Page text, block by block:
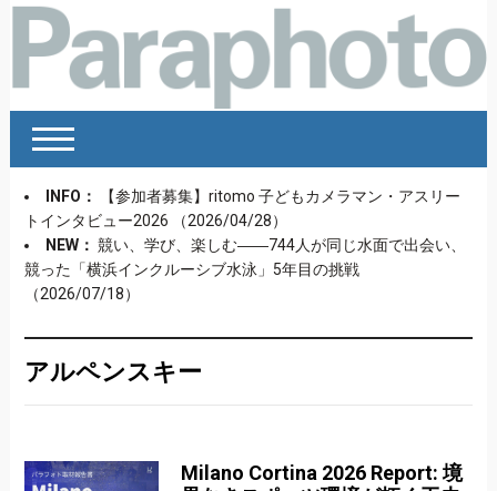
INFO：
【参加者募集】ritomo 子どもカメラマン・アスリー
トインタビュー2026
（2026/04/28）
NEW： 競い、学び、楽しむ――744人が同じ水面で出会い、
競った「横浜インクルーシブ水泳」5年目の挑戦
（2026/07/18）
アルペンスキー
Milano Cortina 2026 Report: 境